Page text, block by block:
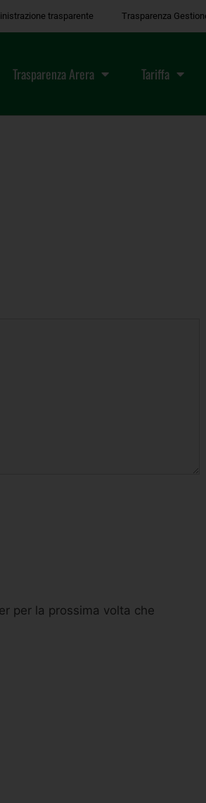
trasparente Trasparenza
Trasparenza Arera Tariffa
per la prossima volta che